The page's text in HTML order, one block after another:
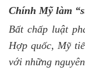
Chính Mỹ làm
Bất chấp luật
Hợp quốc, Mỹ
với những